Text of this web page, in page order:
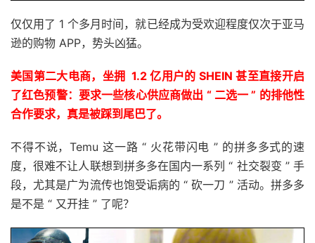
仅仅用了 1 个多月时间，就已经成为受欢迎程度仅次于亚马
逊的购物 APP，势头凶猛。
美国第二大电商，坐拥 1.2 亿用户的 SHEIN 甚至直接开启
了红色预警：要求一些核心供应商做出 “ 二选一 ” 的排他性
合作要求，真是被踩到尾巴了。
不得不说，Temu 这一路 “ 火花带闪电 ” 的拼多多式的速
度，很难不让人联想到拼多多在国内一系列 “ 社交裂变 ” 手
段，尤其是广为流传也饱受诟病的 “ 砍一刀 ” 活动。拼多多
是不是 “ 又开挂 ” 了呢？